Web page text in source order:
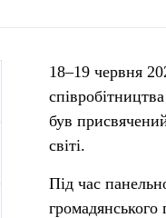
18–19 червня
був
світі.
Під час
громадянського